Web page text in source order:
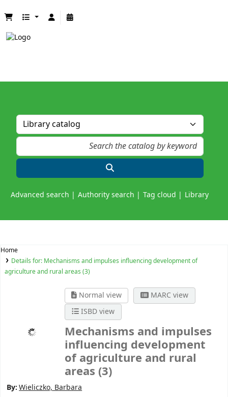
Advanced search Authority search Tag cloud Library
Home
Details for: Mechanisms and impulses influencing development of
agriculture and rural areas (3)
Normal view
MARC view
ISBD view
Mechanisms and impulses
influencing development
of agriculture and rural
areas (3)
By:Wieliczko, Barbara